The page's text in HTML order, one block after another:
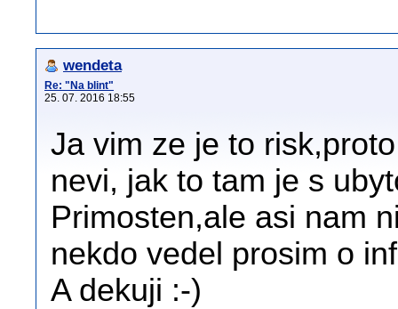
wendeta
Re: "Na blint"
25. 07. 2016 18:55
Ja vim ze je to
nevi, jak to tam je s
Primosten,ale asi nam
nekdo vedel prosim o
A dekuji :-)